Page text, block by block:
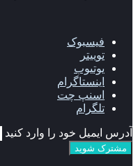
فیسبوک
توییتر
یوتیوب
اینستاگرام
اسنپ چت
تلگرام
آدرس ایمیل خود را وارد کنید